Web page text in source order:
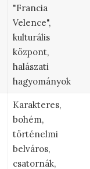
"Francia
Velence",
kulturális
központ,
halászati
hagyományok
Karakteres,
bohém,
történelmi
belváros,
csatornák,